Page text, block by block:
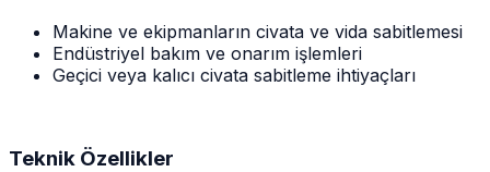
Makine ve ekipmanların civata ve vida sabitlemesi
Endüstriyel bakım ve onarım işlemleri
Geçici veya kalıcı civata sabitleme ihtiyaçları
Teknik Özellikler